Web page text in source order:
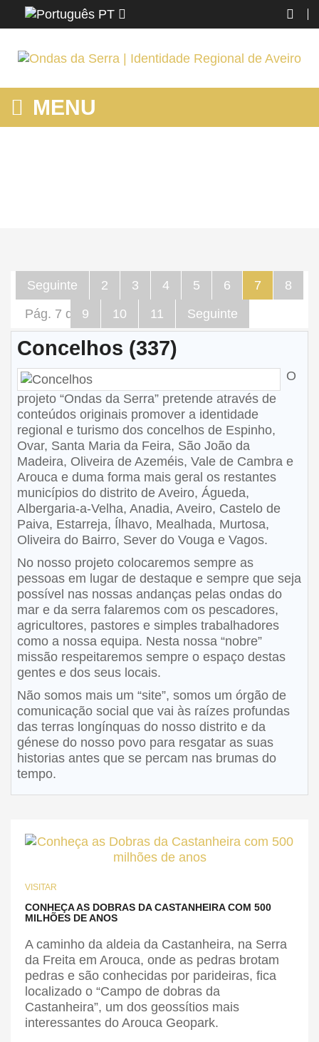
PT
MENU
Seguinte 2 3 4 5 6 7
8
9
10 11 Seguinte
Pág. 7 de 57
Concelhos (337)
O
projeto “Ondas da Serra” pretende através de
conteúdos originais promover a identidade
regional e turismo dos concelhos de Espinho,
Ovar, Santa Maria da Feira, São João da
Madeira, Oliveira de Azeméis, Vale de Cambra e
Arouca e duma forma mais geral os restantes
municípios do distrito de Aveiro, Águeda,
Albergaria-a-Velha, Anadia, Aveiro, Castelo de
Paiva, Estarreja, Ílhavo, Mealhada, Murtosa,
Oliveira do Bairro, Sever do Vouga e Vagos.
No nosso projeto colocaremos sempre as
pessoas em lugar de destaque e sempre que seja
possível nas nossas andanças pelas ondas do
mar e da serra falaremos com os pescadores,
agricultores, pastores e simples trabalhadores
como a nossa equipa. Nesta nossa “nobre”
missão respeitaremos sempre o espaço destas
gentes e dos seus locais.
Não somos mais um “site”, somos um órgão de
comunicação social que vai às raízes profundas
das terras longínquas do nosso distrito e da
génese do nosso povo para resgatar as suas
historias antes que se percam nas brumas do
tempo.
VISITAR
CONHEÇA AS DOBRAS DA CASTANHEIRA COM 500
MILHÕES DE ANOS
A caminho da aldeia da Castanheira, na Serra
da Freita em Arouca, onde as pedras brotam
pedras e são conhecidas por parideiras, fica
localizado o “Campo de dobras da
Castanheira”, um dos geossítios mais
interessantes do Arouca Geopark.